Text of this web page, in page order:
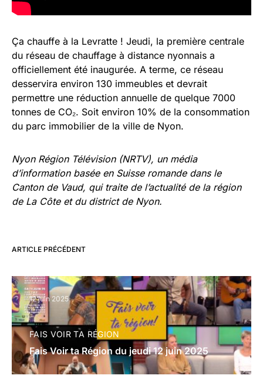
Ça chauffe à la Levratte ! Jeudi, la première centrale
du réseau de chauffage à distance nyonnais a
officiellement été inaugurée. A terme, ce réseau
desservira environ 130 immeubles et devrait
permettre une réduction annuelle de quelque 7000
tonnes de CO₂. Soit environ 10% de la consommation
du parc immobilier de la ville de Nyon.
Nyon Région Télévision (NRTV), un média
d’information basée en Suisse romande dans le
Canton de Vaud, qui traite de l’actualité de la région
de La Côte et du district de Nyon.
ARTICLE PRÉCÉDENT
12 juin 2025
FAIS VOIR TA RÉGION
Fais Voir ta Région du jeudi 12 juin 2025